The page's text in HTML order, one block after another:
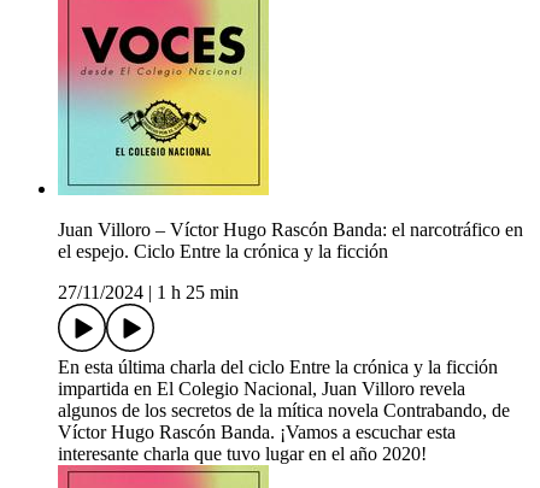
Juan Villoro – Víctor Hugo Rascón Banda: el narcotráfico en
el espejo. Ciclo Entre la crónica y la ficción
27/11/2024
1 h 25 min
En esta última charla del ciclo Entre la crónica y la ficción
impartida en El Colegio Nacional, Juan Villoro revela
algunos de los secretos de la mítica novela Contrabando, de
Víctor Hugo Rascón Banda. ¡Vamos a escuchar esta
interesante charla que tuvo lugar en el año 2020!